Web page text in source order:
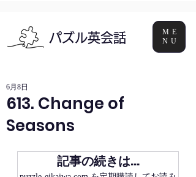
パズル英会話
ME
NU
613. Change of
Seasons
6月8日
記事の続きは…